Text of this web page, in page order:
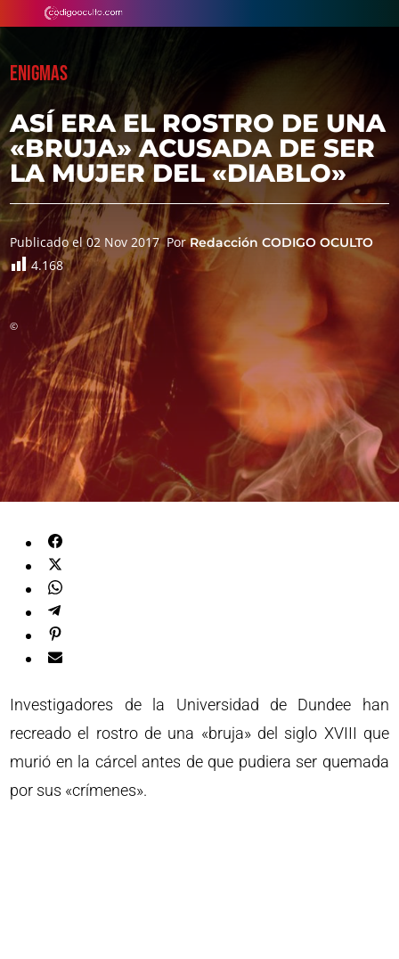
ENIGMAS
ASÍ ERA EL ROSTRO DE UNA
«BRUJA» ACUSADA DE SER
LA MUJER DEL «DIABLO»
Publicado el 02 Nov 2017 PorRedacción CODIGO OCULTO
4.168
©
Investigadores de la Universidad de Dundee han
recreado el rostro de una «bruja» del siglo XVIII que
murió en la cárcel antes de que pudiera ser quemada
por sus «crímenes».